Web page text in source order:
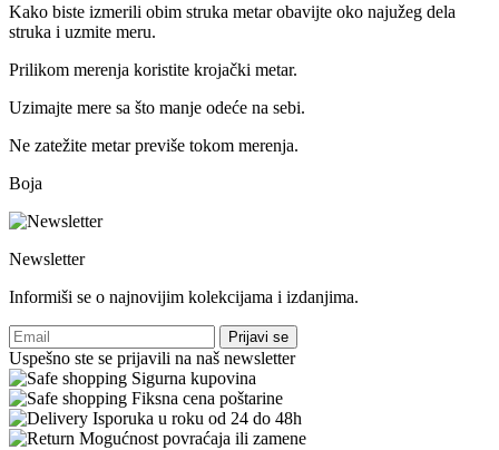
Kako biste izmerili obim struka metar obavijte oko najužeg dela
struka i uzmite meru.
Prilikom merenja koristite krojački metar.
Uzimajte mere sa što manje odeće na sebi.
Ne zatežite metar previše tokom merenja.
Boja
Newsletter
Informiši se o najnovijim kolekcijama i izdanjima.
Prijavi se
Uspešno ste se prijavili na naš newsletter
Sigurna kupovina
Fiksna cena poštarine
Isporuka u roku od 24 do 48h
Mogućnost povraćaja ili zamene